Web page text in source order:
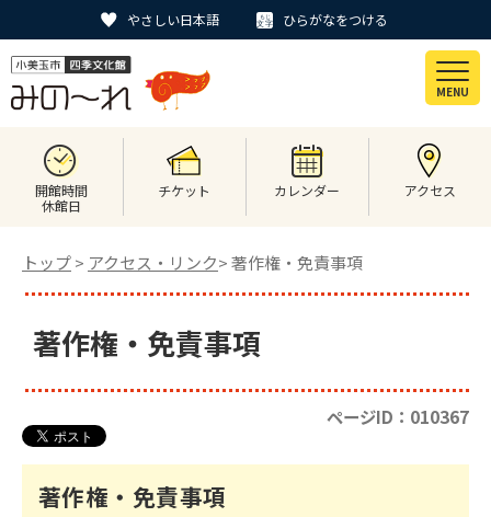
やさしい日本語 ひらがなをつける
MENU
開館時間
休館日
チケット カレンダー アクセス
トップ> アクセス・リンク> 著作権・免責事項
著作権・免責事項
ページID：010367
著作権・免責事項